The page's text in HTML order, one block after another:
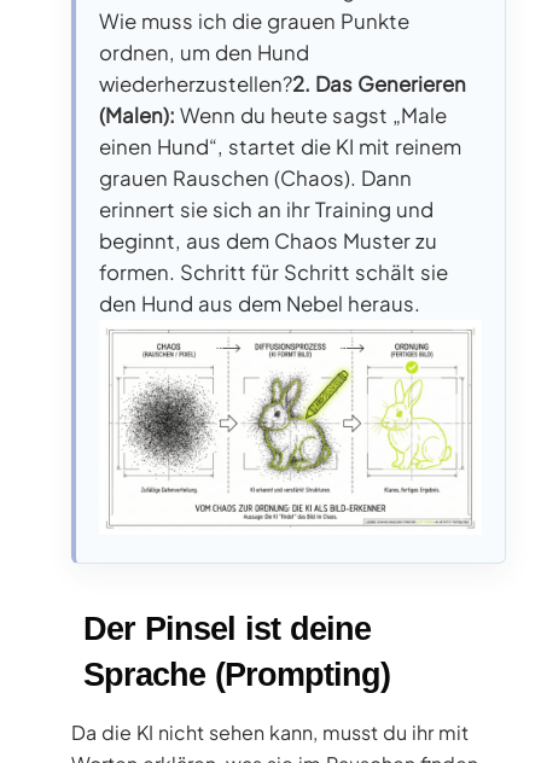
Wie muss ich die grauen Punkte
ordnen, um den Hund
wiederherzustellen?2. Das Generieren
(Malen): Wenn du heute sagst „Male
einen Hund“, startet die KI mit reinem
grauen Rauschen (Chaos). Dann
erinnert sie sich an ihr Training und
beginnt, aus dem Chaos Muster zu
formen. Schritt für Schritt schält sie
den Hund aus dem Nebel heraus.
Der Pinsel ist deine
Sprache (Prompting)
Da die KI nicht sehen kann, musst du ihr mit